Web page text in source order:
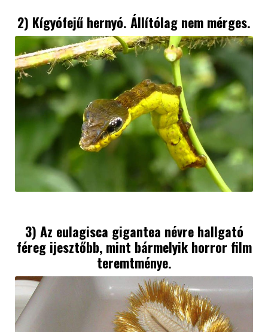
2) Kígyófejű hernyó. Állítólag nem mérges.
3) Az eulagisca gigantea névre hallgató
féreg ijesztőbb, mint bármelyik horror film
teremtménye.